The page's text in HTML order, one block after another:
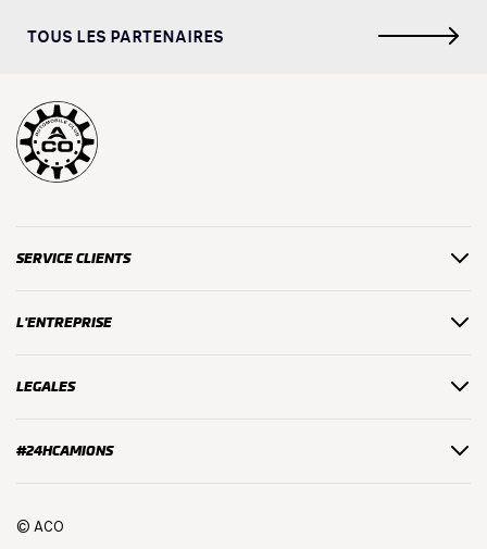
TOUS LES PARTENAIRES
SERVICE CLIENTS
L'ENTREPRISE
LEGALES
#24HCAMIONS
© ACO